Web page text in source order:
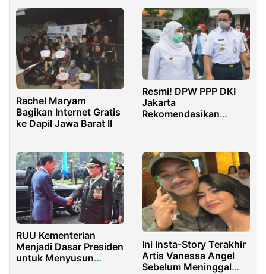
Rawan Longsor
Rachel Maryam
Bagikan Internet Gratis
ke Dapil Jawa Barat II
Resmi! DPW PPP DKI
Jakarta
Rekomendasikan
RUU Kementerian
Menjadi Dasar Presiden
untuk Menyusun
Ini Insta-Story Terakhir
Artis Vanessa Angel
Sebelum Meninggal